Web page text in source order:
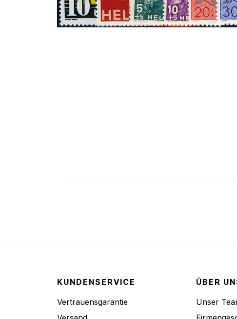
KUNDENSERVICE
Vertrauensgarantie
ÜBER
Unser